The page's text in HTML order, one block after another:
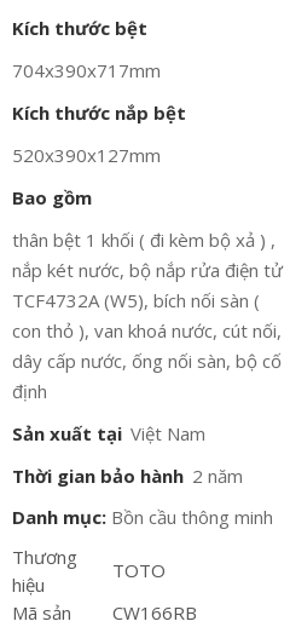
Kích thước bệt
704x390x717mm
Kích thước nắp bệt
520x390x127mm
Bao gồm
thân bệt 1 khối ( đi kèm bộ xả ) ,
nắp két nước, bộ nắp rửa điện tử
TCF4732A (W5), bích nối sàn (
con thỏ ), van khoá nước, cút nối,
dây cấp nước, ống nối sàn, bộ cố
định
Sản xuất tại Việt Nam
Thời gian bảo hành 2 năm
Danh mục: Bồn cầu thông minh
Thương
hiệu
TOTO
Mã sản
CW166RB